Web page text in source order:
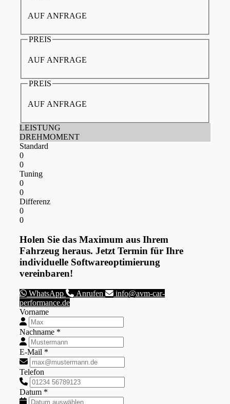
AUF ANFRAGE
PREIS
AUF ANFRAGE
PREIS
AUF ANFRAGE
LEISTUNG
DREHMOMENT
Standard
0
0
Tuning
0
0
Differenz
0
0
Holen Sie das Maximum aus Ihrem
Fahrzeug heraus. Jetzt Termin für Ihre
individuelle Softwareoptimierung
vereinbaren!
WhatsApp Anrufen
info@avm-car-
performance.de
Vorname
Nachname *
E-Mail *
Telefon
Datum *